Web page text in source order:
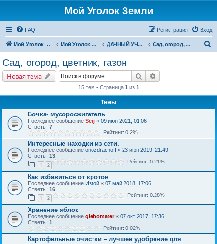
Мой Уголок Земли
FAQ Вход
Регистрация
Мой Уголок Земли Мой Уголок Земли ДАЧНЫЙ УЧАСТОК Сад, огород, цветник, газон
Сад, огород, цветник, газон
Новая тема Поиск
15 тем • Страница 1 из 1
Темы
Бочка- мусоросжигатель
Последнее сообщение Serj « 09 июн 2021, 01:06
Ответы: 7
Рейтинг: 0.2%
Интересные находки из сети.
Последнее сообщение onozdrachoff « 23 июн 2019, 21:49
Ответы: 13
1 2
Рейтинг: 0.21%
Как избавиться от кротов
Последнее сообщение Изгой « 07 май 2018, 17:06
Ответы: 16
1 2
Рейтинг: 0.28%
Хранение яблок
Последнее сообщение glebomater« 07 окт 2017, 17:36
Ответы: 1
Рейтинг: 0.02%
Картофельные очистки – лучшее удобрение для